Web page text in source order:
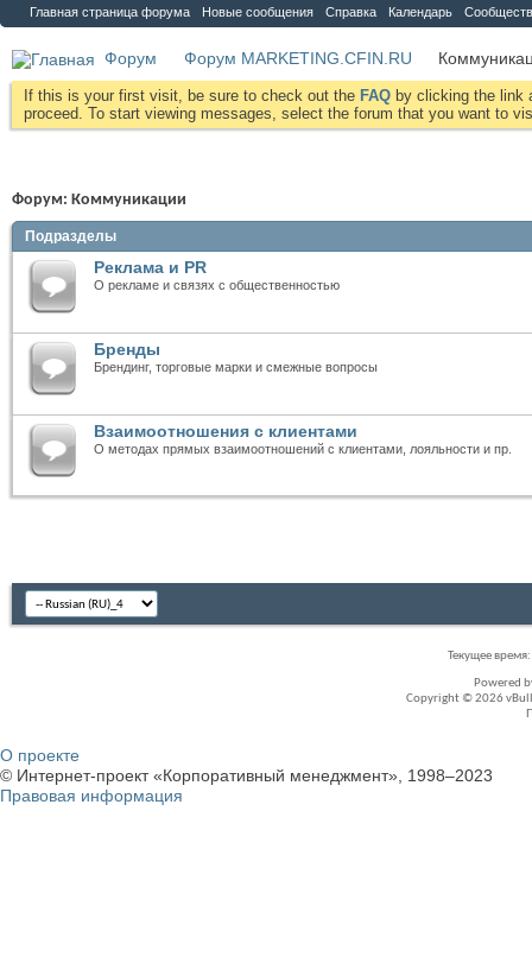
Главная страница форума Новые сообщения Справка Календарь
Форум Форум MARKETING.CFIN.RU
If this is your first visit, be sure to check out the FAQ by clicking the link
proceed. To start viewing messages, select the forum that you want to
Форум: Коммуникации
Подразделы
Реклама и PR
О рекламе и связях с общественностью
Бренды
Брендинг, торговые марки и смежные вопросы
Взаимоотношения с клиентами
О методах прямых взаимоотношений с клиентами, лояльности и пр.
Текущее время:
Powered
Copyright © 2026
О проекте
© Интернет-проект «Корпоративный менеджмент», 1998–2023
Правовая информация